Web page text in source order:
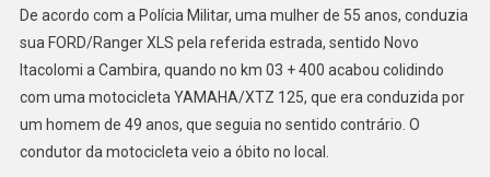
NA
De acordo com a Polícia Militar, uma mulher de 55 anos, conduzia
sua FORD/Ranger XLS pela referida estrada, sentido Novo
Itacolomi a Cambira, quando no km 03 + 400 acabou colidindo
com uma motocicleta YAMAHA/XTZ 125, que era conduzida por
um homem de 49 anos, que seguia no sentido contrário. O
condutor da motocicleta veio a óbito no local.